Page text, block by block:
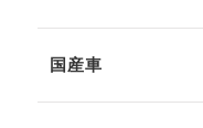
国産車